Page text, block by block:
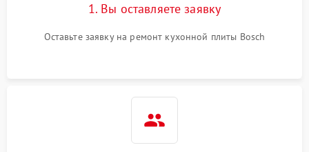
1. Вы оставляете заявку
Оставьте заявку на ремонт кухонной плиты Bosch